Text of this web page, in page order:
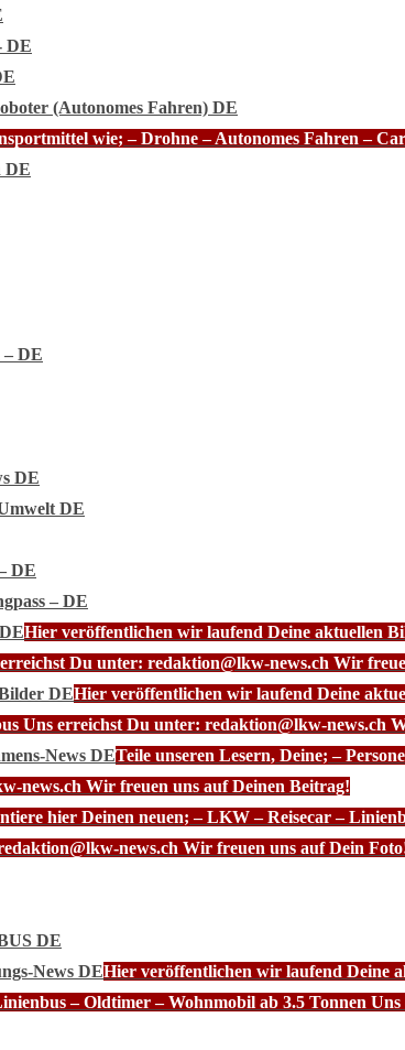
DE
(Autonomes Fahren) DE
wie; – Drohne – Autonomes Fahren –
DE
– DE
DE
DE
DE
– DE
Hier veröffentlichen wir laufend Deine aktuellen
Du unter: redaktion@lkw-news.ch Wir
DEHier veröffentlichen wir laufend Deine
Uns erreichst Du unter: redaktion@lkw-news.ch
News DETeile unseren Lesern, Deine; –
news.ch Wir freuen uns auf Deinen Beitrag!
hier Deinen neuen; – LKW – Reisecar –
news.ch Wir freuen uns auf Dein
DE
News DEHier veröffentlichen wir laufend Deine
– Oldtimer – Wohnmobil ab 3.5 Tonnen